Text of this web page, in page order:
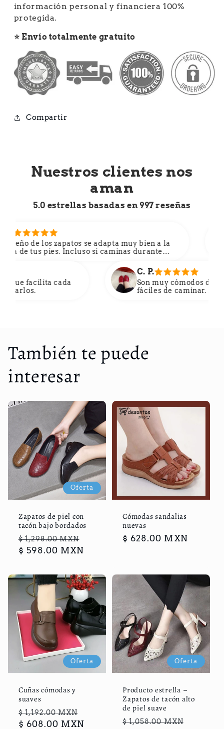
información personal y financiera 100%
protegida.
⭐ Envío totalmente gratuito
Compartir
Nuestros clientes nos
aman
5.0 estrellas basadas en 997 reseñas
se adapta muy bien a la
si caminas durante
día, lo que
diario.
Son muy cómodos de usar. Las suelas
fáciles de caminar. El patrón es muy
También te puede
interesar
Oferta
Zapatos de piel con
tacón bajo bordados
Precio
habitual
$ 1,298.00 MXN
$ 598.00 MXN
Cómodas sandalias
nuevas
Precio
$ 628.00 MXN
Oferta
Cuñas cómodas y
suaves
Precio
habitual
$ 1,192.00 MXN
de
$ 608.00 MXN
Oferta
Producto estrella –
Zapatos de tacón alto
de piel suave
Precio
$ 1,058.00 MXN